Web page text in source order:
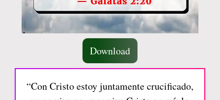
Download
“Con Cristo estoy juntamente crucificado,